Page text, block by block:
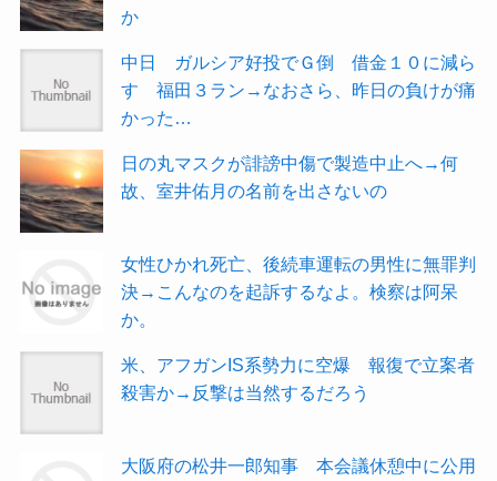
か
中日 ガルシア好投でＧ倒 借金１０に減ら
す 福田３ラン→なおさら、昨日の負けが痛
かった…
日の丸マスクが誹謗中傷で製造中止へ→何
故、室井佑月の名前を出さないの
女性ひかれ死亡、後続車運転の男性に無罪判
決→こんなのを起訴するなよ。検察は阿呆
か。
米、アフガンIS系勢力に空爆 報復で立案者
殺害か→反撃は当然するだろう
大阪府の松井一郎知事 本会議休憩中に公用